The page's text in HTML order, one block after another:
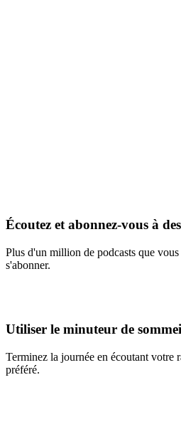
Écoutez et abonnez-vous à
Plus d'un million de podcasts que
s'abonner.
Utiliser le minuteur de
Terminez la journée en écoutant votre
préféré.